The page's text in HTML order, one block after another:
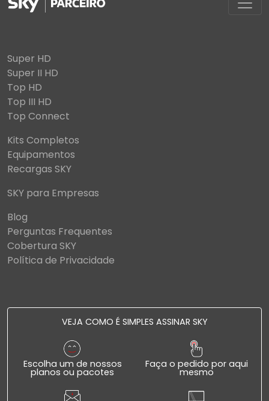
Super HD
Super II HD
Top HD
Top III HD
Top Connect
Kits Completos
Equipamentos
Recargas SKY
SKY para Empresas
Blog
Perguntas Frequentes
Cobertura SKY
Política de Privacidade
VEJA COMO É SIMPLES ASSINAR SKY
Escolha um de nossos
planos ou pacotes
Faça o pedido por aqui
mesmo